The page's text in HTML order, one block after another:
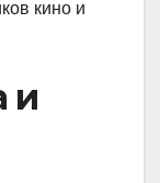
кино и
и